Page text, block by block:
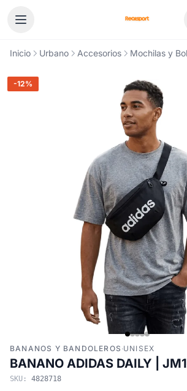
Inicio Urbano Accesorios Mochilas y
-12%
BANANOS Y BANDOLEROS ·UNISEX
BANANO ADIDAS DAILY |
SKU: 4828718